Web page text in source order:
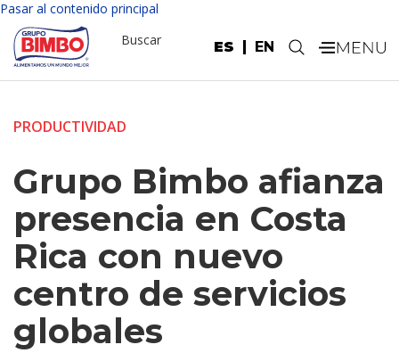
Pasar al contenido principal
ES EN
Buscar .
PRODUCTIVIDAD
Grupo Bimbo afianza
presencia en Costa
Rica con nuevo
centro de servicios
globales